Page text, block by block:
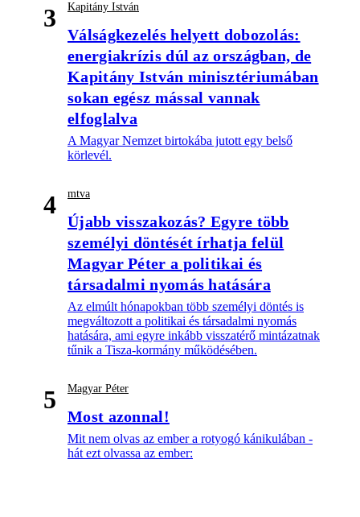
3 Kapitány István
Válságkezelés helyett dobozolás:
energiakrízis dúl az országban, de
Kapitány István minisztériumában
sokan egész mással vannak
elfoglalva
A Magyar Nemzet birtokába jutott egy belső
körlevél.
4 mtva
Újabb visszakozás? Egyre több
személyi döntését írhatja felül
Magyar Péter a politikai és
társadalmi nyomás hatására
Az elmúlt hónapokban több személyi döntés is
megváltozott a politikai és társadalmi nyomás
hatására, ami egyre inkább visszatérő mintázatnak
tűnik a Tisza-kormány működésében.
5 Magyar Péter
Most azonnal!
Mit nem olvas az ember a rotyogó kánikulában -
hát ezt olvassa az ember: